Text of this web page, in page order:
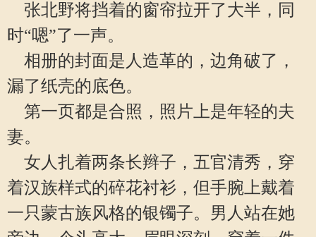
张北野将挡着的窗帘拉开了大半，同
时“嗯”了一声。
相册的封面是人造革的，边角破了，
漏了纸壳的底色。
第一页都是合照，照片上是年轻的夫
妻。
女人扎着两条长辫子，五官清秀，穿
着汉族样式的碎花衬衫，但手腕上戴着
一只蒙古族风格的银镯子。男人站在她